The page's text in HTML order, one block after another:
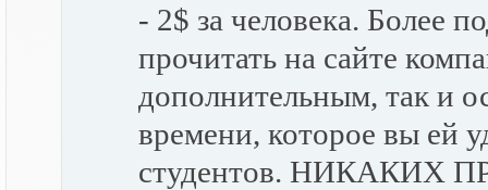
- 2$ за человека. Более
прочитать на сайте
дополнительным, так и
времени, которое вы ей
студентов.